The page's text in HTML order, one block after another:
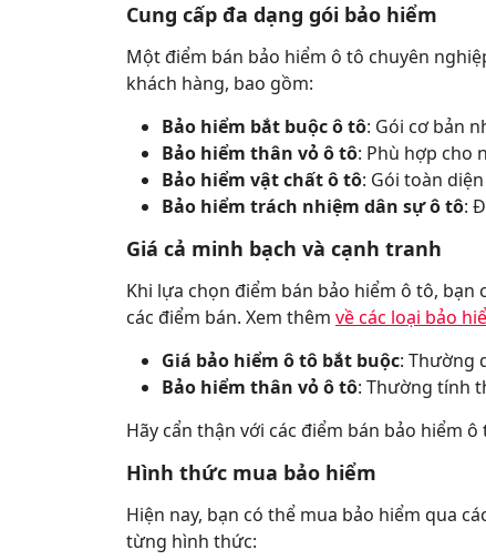
Cung cấp đa dạng gói bảo hiểm
Một điểm bán bảo hiểm ô tô chuyên
khách hàng, bao gồm:
Bảo hiểm bắt buộc ô tô: Gói cơ bản
Bảo hiểm thân vỏ ô tô: Phù hợp cho
Bảo hiểm vật chất ô tô: Gói toàn
Bảo hiểm trách nhiệm dân sự ô tô:
Giá cả minh bạch và cạnh tranh
Khi lựa chọn điểm bán bảo hiểm ô tô, bạn
các điểm bán. Xem thêm về các loại bảo
Giá bảo hiểm ô tô bắt buộc: Thường
Bảo hiểm thân vỏ ô tô: Thường tính
Hãy cẩn thận với các điểm bán bảo hiểm
Hình thức mua bảo hiểm
Hiện nay, bạn có thể mua bảo hiểm qua
từng hình thức: